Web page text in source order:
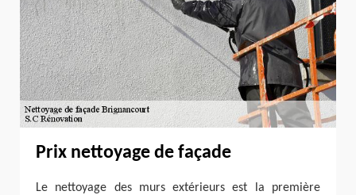
Prix nettoyage de façade
Le nettoyage des murs extérieurs est la première